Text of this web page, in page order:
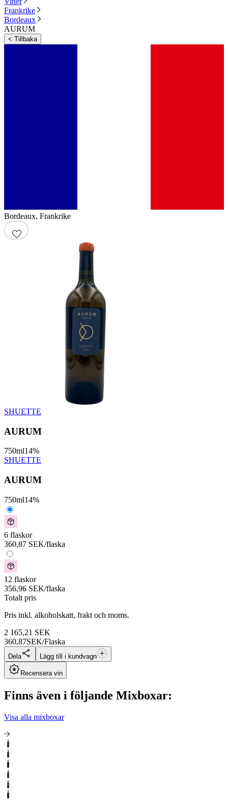
Frankrike
Bordeaux
AURUM
< Tillbaka
Bordeaux, Frankrike
SHUETTE
AURUM
750ml14%
SHUETTE
AURUM
750ml14%
6 flaskor
360,87 SEK/flaska
12 flaskor
356,96 SEK/flaska
Totalt pris
Pris inkl. alkoholskatt, frakt och moms.
2 165,21 SEK
360,87SEK/Flaska
Dela Lägg till i kundvagn
Recensera vin
Finns även i följande Mixboxar:
Visa alla mixboxar